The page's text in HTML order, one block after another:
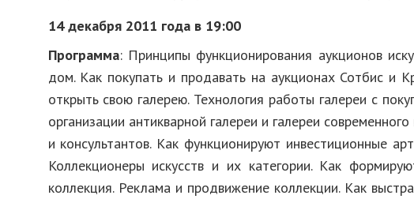
14 декабря 2011 года в 19:00
Программа: Принципы функционирования аукционов
дом. Как покупать и продавать на аукционах Сотбис и
открыть свою галерею. Технология работы галереи с
организации антикварной галереи и галереи
и консультантов. Как функционируют инвестиционные
Коллекционеры искусств и их категории. Как
коллекция. Реклама и продвижение коллекции. Как